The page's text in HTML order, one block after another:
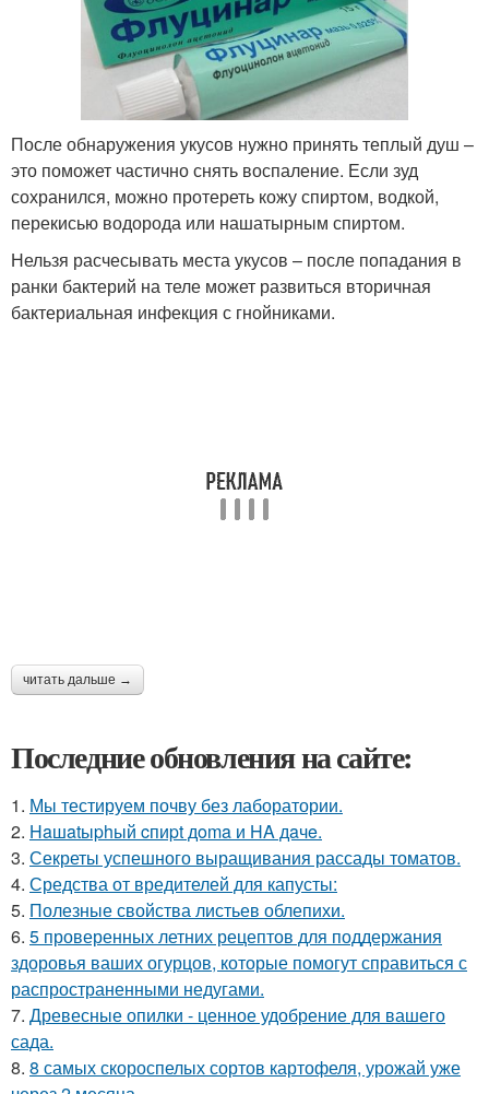
После обнаружения укусов нужно принять теплый душ –
это поможет частично снять воспаление. Если зуд
сохранился, можно протереть кожу спиртом, водкой,
перекисью водорода или нашатырным спиртом.
Нельзя расчесывать места укусов – после попадания в
ранки бактерий на теле может развиться вторичная
бактериальная инфекция с гнойниками.
читать дальше →
Последние обновления на сайте:
1. Мы тестируем почву без лаборатории.
2. Haшatыphый cпиpt дoma и HA дaчe.
3. Секреты успешного выращивания рассады томатов.
4. Средства от вредителей для капусты:
5. Полезные свойства листьев облепихи.
6. 5 проверенных летних рецептов для поддержания
здоровья ваших огурцов, которые помогут справиться с
распространенными недугами.
7. Древесные опилки - ценное удобрение для вашего
сада.
8. 8 самых скороспелых сортов картофеля, урожай уже